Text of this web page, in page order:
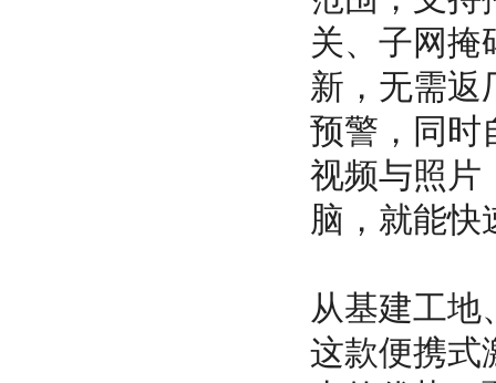
关、子网掩
新，无需返
预警，同时
视频与照片
脑，就能快
从基建工地
这款便携式